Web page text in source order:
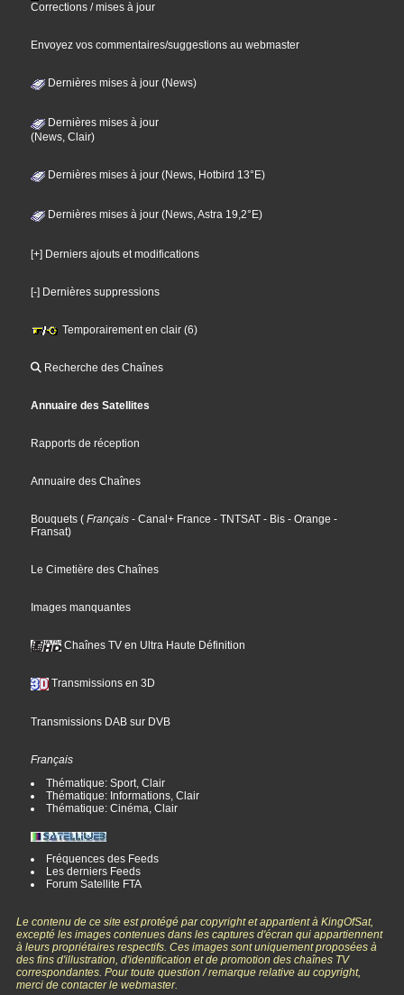
Corrections / mises à jour
Envoyez vos commentaires/suggestions au webmaster
Dernières mises à jour (News)
Dernières mises à jour
(News, Clair)
Dernières mises à jour (News, Hotbird 13°E)
Dernières mises à jour (News, Astra 19,2°E)
[+] Derniers ajouts et modifications
[-] Dernières suppressions
Temporairement en clair (6)
Recherche des Chaînes
Annuaire des Satellites
Rapports de réception
Annuaire des Chaînes
Bouquets ( Français - Canal+ France - TNTSAT - Bis - Orange -
Fransat)
Le Cimetière des Chaînes
Images manquantes
Chaînes TV en Ultra Haute Définition
Transmissions en 3D
Transmissions DAB sur DVB
Français
Thématique: Sport, Clair
Thématique: Informations, Clair
Thématique: Cinéma, Clair
Fréquences des Feeds
Les derniers Feeds
Forum Satellite FTA
Le contenu de ce site est protégé par copyright et appartient à KingOfSat,
excepté les images contenues dans les captures d'écran qui appartiennent
à leurs propriétaires respectifs. Ces images sont uniquement proposées à
des fins d'illustration, d'identification et de promotion des chaînes TV
correspondantes. Pour toute question / remarque relative au copyright,
merci de contacter le webmaster.